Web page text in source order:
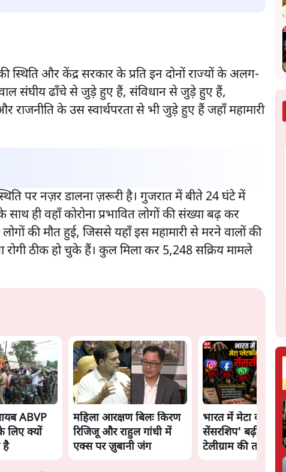
और केंद्र सरकार के प्रति इन दोनों राज्यों के अलग-
संघीय ढाँचे से जुड़े हुए हैं, संविधान से जुड़े हुए हैं,
के उस स्वार्थपरता से भी जुड़े हुए हैं जहाँ महामारी
पर नज़र डालना ज़रूरी है। गुजरात में बीते 24 घंटे में
ही वहाँ कोरोना प्रभावित लोगों की संख्या बढ़ कर
की मौत हुई, जिससे यहाँ इस महामारी से मरने वालों की
रोगी ठीक हो चुके हैं। कुल मिला कर 5,248 सक्रिय मामले
ABVP
लिए क्यों
है
महिला आरक्षण बिलः किरण
रिजिजू और राहुल गांधी में
एक्स पर ज़ुबानी जंग
भारत में मेटा की
सेंसरशिप' बढ़ी,
टेलीग्राम की तरफ मुड़े